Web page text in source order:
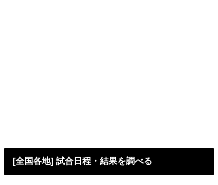
[全国各地] 試合日程・結果を調べる